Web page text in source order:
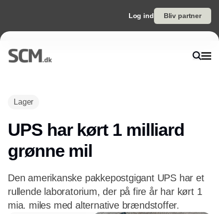
Log ind Bliv partner
Lager
UPS har kørt 1 milliard
grønne mil
Den amerikanske pakkepostgigant UPS har et
rullende laboratorium, der på fire år har kørt 1
mia. miles med alternative brændstoffer.